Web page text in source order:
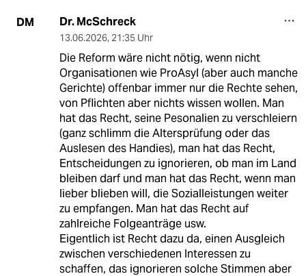
DM Dr. McSchreck
13.06.2026, 21:35 Uhr
Die Reform wäre nicht nötig, wenn nicht
Organisationen wie ProAsyl (aber auch manche
Gerichte) offenbar immer nur die Rechte sehen,
von Pflichten aber nichts wissen wollen. Man
hat das Recht, seine Pesonalien zu verschleiern
(ganz schlimm die Altersprüfung oder das
Auslesen des Handies), man hat das Recht,
Entscheidungen zu ignorieren, ob man im Land
bleiben darf und man hat das Recht, wenn man
lieber blieben will, die Sozialleistungen weiter
zu empfangen. Man hat das Recht auf
zahlreiche Folgeanträge usw.
Eigentlich ist Recht dazu da, einen Ausgleich
zwischen verschiedenen Interessen zu
schaffen, das ignorieren solche Stimmen aber